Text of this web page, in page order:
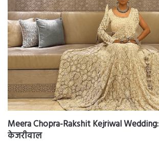
Meera Chopra-Rakshit Kejriwal Wedding:
केजरीवाल